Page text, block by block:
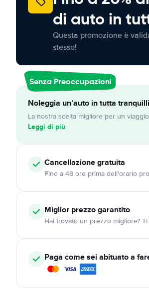
di auto in
Questa promozione è
stesso!
Senza Preoccupazioni
Noleggia un’auto in tutta
La nostra scelta migliore per un
Leggi di più
Cancellazionegratuita
Fino a 48 ore prima dell'orario
Miglior prezzo garantito
Hai trovato un prezzo migliore?
Paga come sei abituato a